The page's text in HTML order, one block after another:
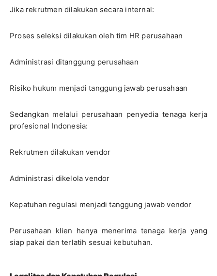
Jika rekrutmen dilakukan secara internal:
Proses seleksi dilakukan oleh tim HR perusahaan
Administrasi ditanggung perusahaan
Risiko hukum menjadi tanggung jawab perusahaan
Sedangkan melalui perusahaan penyedia tenaga kerja
profesional Indonesia:
Rekrutmen dilakukan vendor
Administrasi dikelola vendor
Kepatuhan regulasi menjadi tanggung jawab vendor
Perusahaan klien hanya menerima tenaga kerja yang
siap pakai dan terlatih sesuai kebutuhan.